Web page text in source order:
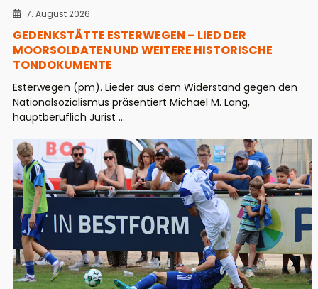
7. August 2026
GEDENKSTÄTTE ESTERWEGEN – LIED DER
MOORSOLDATEN UND WEITERE HISTORISCHE
TONDOKUMENTE
Esterwegen (pm). Lieder aus dem Widerstand gegen den
Nationalsozialismus präsentiert Michael M. Lang,
hauptberuflich Jurist ...